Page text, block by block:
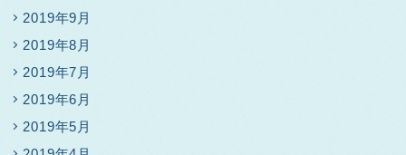
2019年9月
2019年8月
2019年7月
2019年6月
2019年5月